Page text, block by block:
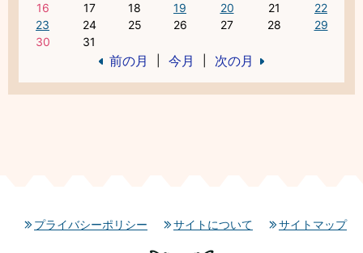
16
17 18 19 20 21
22
23
24 25 26 27 28
29
30
31
前の月 今月 次の月
プライバシーポリシー サイトについて サイトマップ